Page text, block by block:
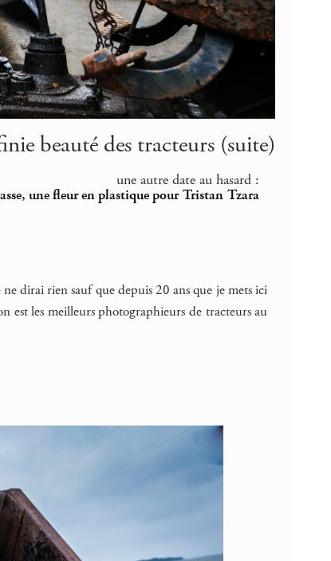
beauté des tracteurs (suite)
une autre date au hasard :
une fleur en plastique pour Tristan Tzara
dirai rien sauf que depuis 20 ans que je mets ici
est les meilleurs photographieurs de tracteurs au